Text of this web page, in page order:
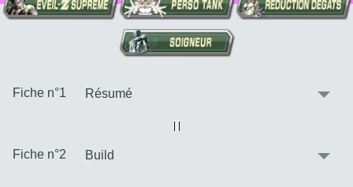
Fiche n°1
Vue alternative
Fiche n°2